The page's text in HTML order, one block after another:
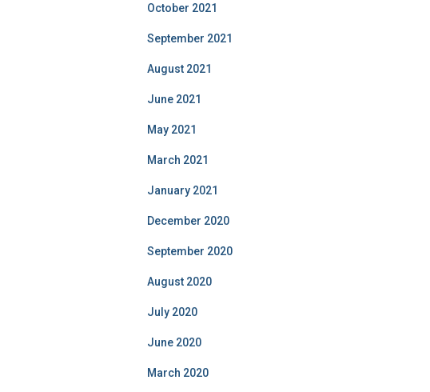
October 2021
September 2021
August 2021
June 2021
May 2021
March 2021
January 2021
December 2020
September 2020
August 2020
July 2020
June 2020
March 2020